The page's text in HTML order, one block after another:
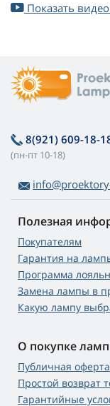
Показать
8(921) 609-18-
(пн-пт 10-18)
Полезная
Покупателям
Гарантия на
Программа
Замена лампы в
Какую лампу
О покупке ламп
Публичная оферта
Простой возврат
Гарантийные